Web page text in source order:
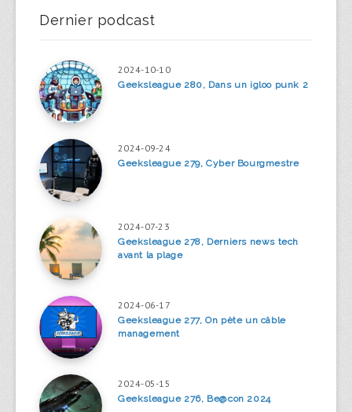
Dernier podcast
2024-10-10
Geeksleague 280, Dans un igloo punk 2
2024-09-24
Geeksleague 279, Cyber Bourgmestre
2024-07-23
Geeksleague 278, Derniers news tech
avant la plage
2024-06-17
Geeksleague 277, On pète un câble
management
2024-05-15
Geeksleague 276, Be@con 2024